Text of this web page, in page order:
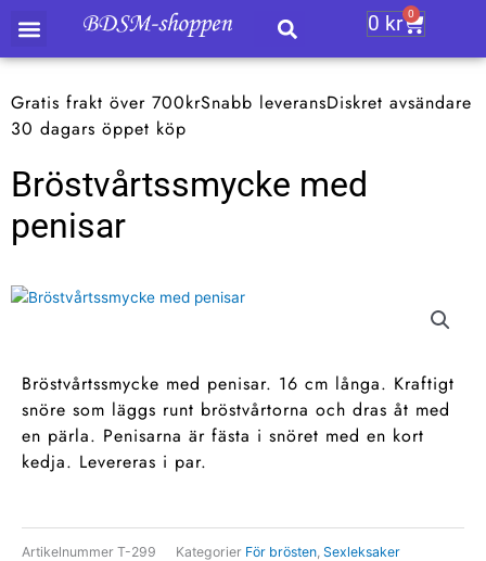
innehåll
0 kr 0
Gratis frakt över 700krSnabb leveransDiskret avsändare
30 dagars öppet köp
Bröstvårtssmycke med
penisar
Bröstvårtssmycke med penisar. 16 cm långa. Kraftigt
snöre som läggs runt bröstvårtorna och dras åt med
en pärla. Penisarna är fästa i snöret med en kort
kedja. Levereras i par.
Artikelnummer T-299 Kategorier För brösten, Sexleksaker